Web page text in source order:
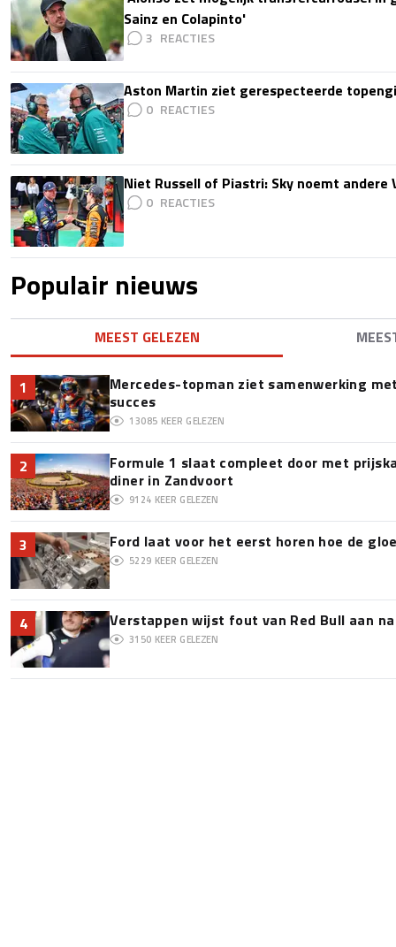
Sainz en Colapinto'
3
Aston Martin ziet gerespecteerde
0
Niet Russell of Piastri: Sky noemt
0
Populair nieuws
MEEST GELEZEN
1
Mercedes-topman ziet samenwerking
succes
13085 KEER GELEZEN
2
Formule 1 slaat compleet door met
diner in Zandvoort
9124 KEER GELEZEN
3 Ford laat voor het eerst horen hoe de
5229 KEER GELEZEN
4 Verstappen wijst fout van Red Bull aan
3150 KEER GELEZEN